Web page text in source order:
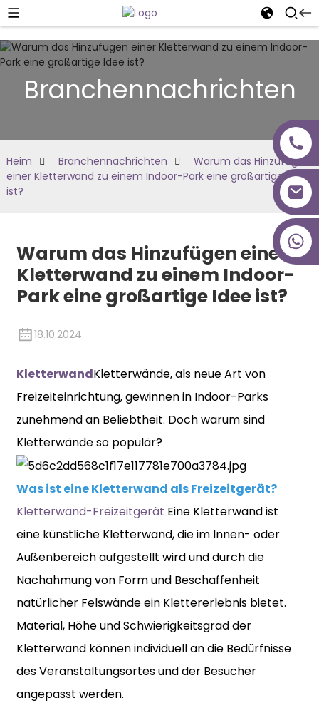
Branchennachrichten
Heim Branchennachrichten
Warum das Hinzufügen
einer Kletterwand zu einem Indoor-Park eine großartige Idee
ist?
Warum das Hinzufügen einer
Kletterwand zu einem Indoor-
Park eine großartige Idee ist?
18.10.2024
KletterwandKletterwände, als neue Art von
Freizeiteinrichtung, gewinnen in Indoor-Parks
zunehmend an Beliebtheit. Doch warum sind
Kletterwände so populär?
Was ist eine Kletterwand als Freizeitgerät?
Kletterwand-Freizeitgerät Eine Kletterwand ist
eine künstliche Kletterwand, die im Innen- oder
Außenbereich aufgestellt wird und durch die
Nachahmung von Form und Beschaffenheit
natürlicher Felswände ein Klettererlebnis bietet.
Material, Höhe und Schwierigkeitsgrad der
Kletterwand können individuell an die Bedürfnisse
des Veranstaltungsortes und der Besucher
angepasst werden.